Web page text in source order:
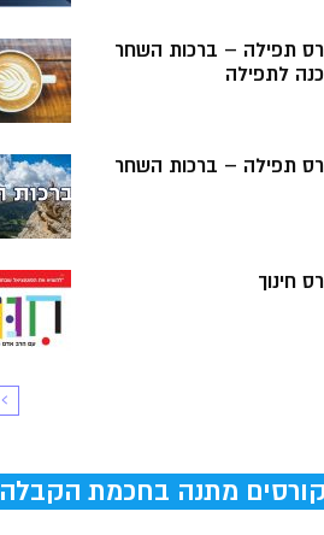
תפילה – ברכות השחר
לתפילה
תפילה – ברכות השחר
חינוך
קורסים מתנה בחכמת הקבלה